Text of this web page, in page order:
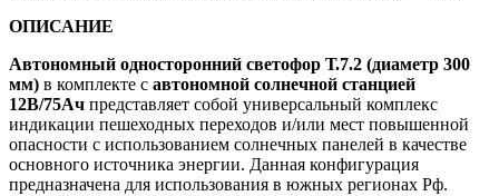
ОПИСАНИЕ
Автономный односторонний светофор Т.7.2 (диаметр 300
мм) в комплекте с автономной солнечной станцией
12В/75Ач представляет собой универсальный комплекс
индикации пешеходных переходов и/или мест повышенной
опасности с использованием солнечных панелей в качестве
основного источника энергии. Данная конфигурация
предназначена для использования в южных регионах Рф.